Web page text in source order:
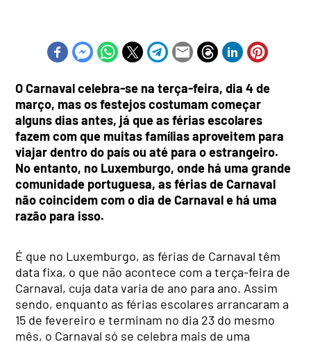
O Carnaval celebra-se na terça-feira, dia 4 de
março, mas os festejos costumam começar
alguns dias antes, já que as férias escolares
fazem com que muitas famílias aproveitem para
viajar dentro do país ou até para o estrangeiro.
No entanto, no Luxemburgo, onde há uma grande
comunidade portuguesa, as férias de Carnaval
não coincidem com o dia de Carnaval e há uma
razão para isso.
É que no Luxemburgo, as férias de Carnaval têm
data fixa, o que não acontece com a terça-feira de
Carnaval, cuja data varia de ano para ano. Assim
sendo, enquanto as férias escolares arrancaram a
15 de fevereiro e terminam no dia 23 do mesmo
mês, o Carnaval só se celebra mais de uma